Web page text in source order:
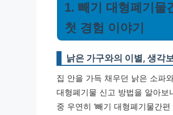
1. 빼기 대형폐기물
첫 경험 이야기
낡은 가구와의 이별, 생각
집 안을 가득 채우던 낡은 소파
대형폐기물 신고 방법을 알아
중 우연히 ‘빼기 대형폐기물간